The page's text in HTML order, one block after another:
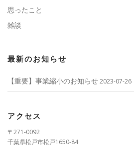
思ったこと
雑談
最新のお知らせ
【重要】事業縮小のお知らせ2023-07-26
アクセス
〒271-0092
千葉県松戸市松戸1650-84